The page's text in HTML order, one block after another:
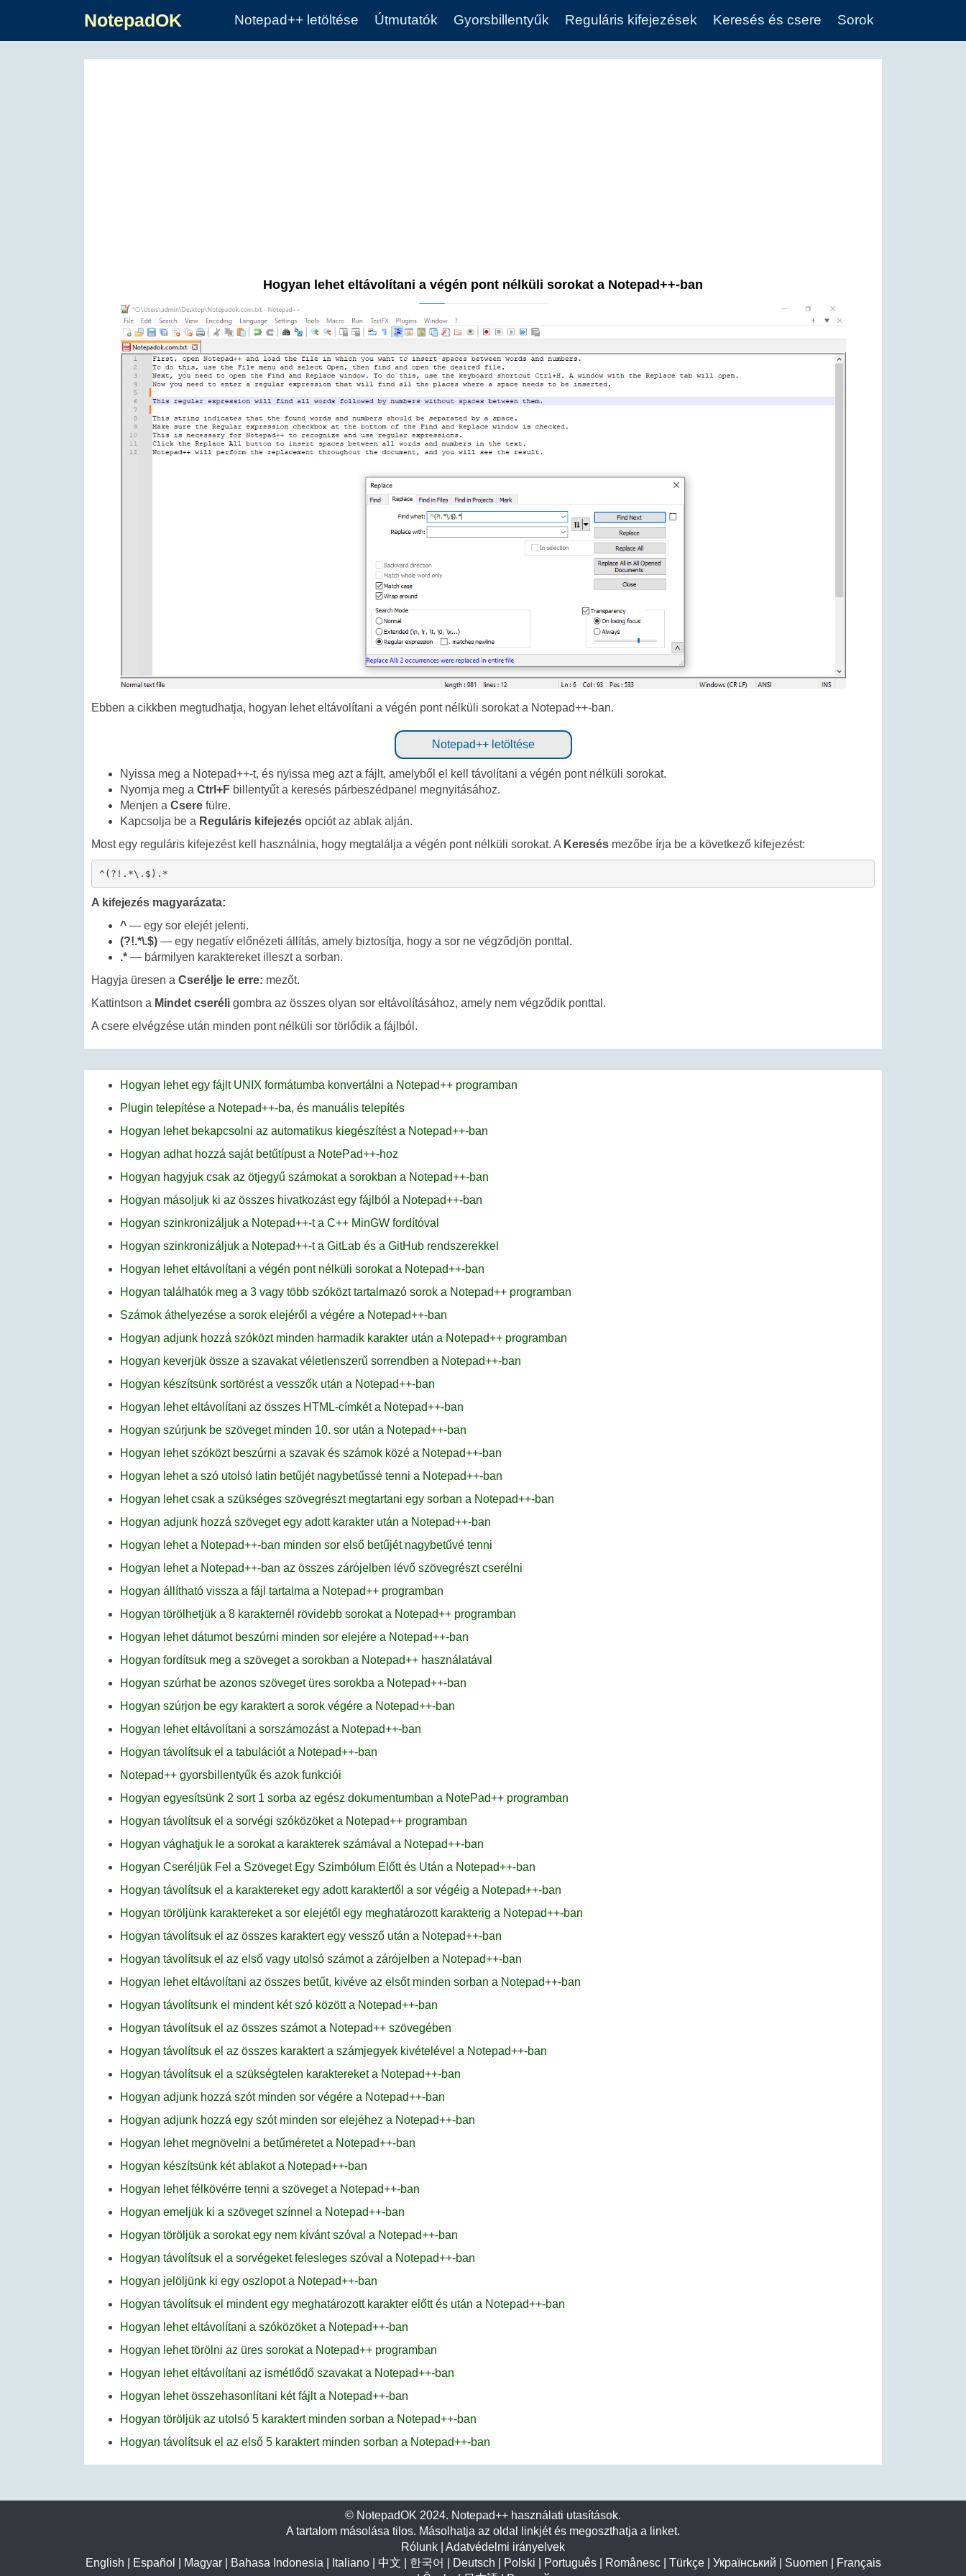
NotepadOK Notepad++ letöltése Útmutatók Gyorsbillentyűk Reguláris kifejezések Keresés és csere Sorok
Hogyan lehet eltávolítani a végén pont nélküli sorokat a Notepad++-ban
Ebben a cikkben megtudhatja, hogyan lehet eltávolítani a végén pont nélküli sorokat a Notepad++-ban.
Notepad++ letöltése
Nyissa meg a Notepad++-t, és nyissa meg azt a fájlt, amelyből el kell távolítani a végén pont nélküli sorokat.
Nyomja meg a Ctrl+F billentyűt a keresés párbeszédpanel megnyitásához.
Menjen a Csere fülre.
Kapcsolja be a Reguláris kifejezés opciót az ablak alján.
Most egy reguláris kifejezést kell használnia, hogy megtalálja a végén pont nélküli sorokat. A Keresés mezőbe írja be a következő kifejezést:
^(?!.*\.$).*
A kifejezés magyarázata:
^ — egy sor elejét jelenti.
(?!.*\.$) — egy negatív előnézeti állítás, amely biztosítja, hogy a sor ne végződjön ponttal.
.* — bármilyen karaktereket illeszt a sorban.
Hagyja üresen a Cserélje le erre: mezőt.
Kattintson a Mindet cseréli gombra az összes olyan sor eltávolításához, amely nem végződik ponttal.
A csere elvégzése után minden pont nélküli sor törlődik a fájlból.
Hogyan lehet egy fájlt UNIX formátumba konvertálni a Notepad++ programban
Plugin telepítése a Notepad++-ba, és manuális telepítés
Hogyan lehet bekapcsolni az automatikus kiegészítést a Notepad++-ban
Hogyan adhat hozzá saját betűtípust a NotePad++-hoz
Hogyan hagyjuk csak az ötjegyű számokat a sorokban a Notepad++-ban
Hogyan másoljuk ki az összes hivatkozást egy fájlból a Notepad++-ban
Hogyan szinkronizáljuk a Notepad++-t a C++ MinGW fordítóval
Hogyan szinkronizáljuk a Notepad++-t a GitLab és a GitHub rendszerekkel
Hogyan lehet eltávolítani a végén pont nélküli sorokat a Notepad++-ban
Hogyan találhatók meg a 3 vagy több szóközt tartalmazó sorok a Notepad++ programban
Számok áthelyezése a sorok elejéről a végére a Notepad++-ban
Hogyan adjunk hozzá szóközt minden harmadik karakter után a Notepad++ programban
Hogyan keverjük össze a szavakat véletlenszerű sorrendben a Notepad++-ban
Hogyan készítsünk sortörést a vesszők után a Notepad++-ban
Hogyan lehet eltávolítani az összes HTML-címkét a Notepad++-ban
Hogyan szúrjunk be szöveget minden 10. sor után a Notepad++-ban
Hogyan lehet szóközt beszúrni a szavak és számok közé a Notepad++-ban
Hogyan lehet a szó utolsó latin betűjét nagybetűssé tenni a Notepad++-ban
Hogyan lehet csak a szükséges szövegrészt megtartani egy sorban a Notepad++-ban
Hogyan adjunk hozzá szöveget egy adott karakter után a Notepad++-ban
Hogyan lehet a Notepad++-ban minden sor első betűjét nagybetűvé tenni
Hogyan lehet a Notepad++-ban az összes zárójelben lévő szövegrészt cserélni
Hogyan állítható vissza a fájl tartalma a Notepad++ programban
Hogyan törölhetjük a 8 karakternél rövidebb sorokat a Notepad++ programban
Hogyan lehet dátumot beszúrni minden sor elejére a Notepad++-ban
Hogyan fordítsuk meg a szöveget a sorokban a Notepad++ használatával
Hogyan szúrhat be azonos szöveget üres sorokba a Notepad++-ban
Hogyan szúrjon be egy karaktert a sorok végére a Notepad++-ban
Hogyan lehet eltávolítani a sorszámozást a Notepad++-ban
Hogyan távolítsuk el a tabulációt a Notepad++-ban
Notepad++ gyorsbillentyűk és azok funkciói
Hogyan egyesítsünk 2 sort 1 sorba az egész dokumentumban a NotePad++ programban
Hogyan távolítsuk el a sorvégi szóközöket a Notepad++ programban
Hogyan vághatjuk le a sorokat a karakterek számával a Notepad++-ban
Hogyan Cseréljük Fel a Szöveget Egy Szimbólum Előtt és Után a Notepad++-ban
Hogyan távolítsuk el a karaktereket egy adott karaktertől a sor végéig a Notepad++-ban
Hogyan töröljünk karaktereket a sor elejétől egy meghatározott karakterig a Notepad++-ban
Hogyan távolítsuk el az összes karaktert egy vessző után a Notepad++-ban
Hogyan távolítsuk el az első vagy utolsó számot a zárójelben a Notepad++-ban
Hogyan lehet eltávolítani az összes betűt, kivéve az elsőt minden sorban a Notepad++-ban
Hogyan távolítsunk el mindent két szó között a Notepad++-ban
Hogyan távolítsuk el az összes számot a Notepad++ szövegében
Hogyan távolítsuk el az összes karaktert a számjegyek kivételével a Notepad++-ban
Hogyan távolítsuk el a szükségtelen karaktereket a Notepad++-ban
Hogyan adjunk hozzá szót minden sor végére a Notepad++-ban
Hogyan adjunk hozzá egy szót minden sor elejéhez a Notepad++-ban
Hogyan lehet megnövelni a betűméretet a Notepad++-ban
Hogyan készítsünk két ablakot a Notepad++-ban
Hogyan lehet félkövérre tenni a szöveget a Notepad++-ban
Hogyan emeljük ki a szöveget színnel a Notepad++-ban
Hogyan töröljük a sorokat egy nem kívánt szóval a Notepad++-ban
Hogyan távolítsuk el a sorvégeket felesleges szóval a Notepad++-ban
Hogyan jelöljünk ki egy oszlopot a Notepad++-ban
Hogyan távolítsuk el mindent egy meghatározott karakter előtt és után a Notepad++-ban
Hogyan lehet eltávolítani a szóközöket a Notepad++-ban
Hogyan lehet törölni az üres sorokat a Notepad++ programban
Hogyan lehet eltávolítani az ismétlődő szavakat a Notepad++-ban
Hogyan lehet összehasonlítani két fájlt a Notepad++-ban
Hogyan töröljük az utolsó 5 karaktert minden sorban a Notepad++-ban
Hogyan távolítsuk el az első 5 karaktert minden sorban a Notepad++-ban
© NotepadOK 2024. Notepad++ használati utasítások.
A tartalom másolása tilos. Másolhatja az oldal linkjét és megoszthatja a linket.
Rólunk
Adatvédelmi irányelvek
English
Español Magyar| Bahasa Indonesia Italiano| 中文 한국어 Deutsch Polski Português| Românesc| Türkçe| Український Suomen
Français